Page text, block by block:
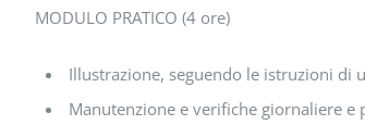
MODULO PRATICO (4 ore)
Illustrazione, seguendo le istruzioni di
Manutenzione e verifiche giornaliere